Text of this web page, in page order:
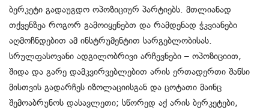
ბერკეტი გადაუგდო ოპოზიციურ პარტიებს. მთლიანად
თქვენზეა როგორ გამოიყენებთ და რამდენად ჭკვიანები
აღმოჩნდებით ამ ინსტრუმენტით სარგებლობისას.
სრულფასოვანი ადგილობრივი არჩევნები – ოპოზიციით,
შიდა და გარე დამკვირვებლებით არის ერთადერთი შანსი
მისთვის გადარჩეს იზოლაციისგან და ცოტათი მაინც
შემოაბრუნოს დასავლეთი; სწორედ აქ არის ბერკეტები,